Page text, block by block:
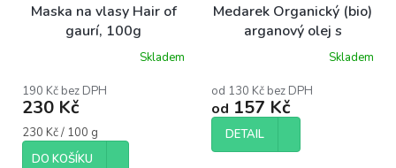
Maska na vlasy Hair of
gaurí, 100g
Skladem
190 Kč bez DPH
230 Kč
Měrná
cena:
230 Kč / 100 g
DO KOŠÍKU
Medarek Organický (bio)
arganový olej s
pomerančovým olejem
produktu
je
5,0
5
Skladem
od 130 Kč bez DPH
od 157 Kč
DETAIL